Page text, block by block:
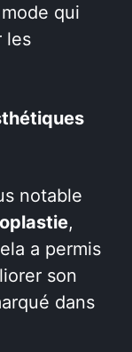
qui
les
notable
,
a permis
son
dans